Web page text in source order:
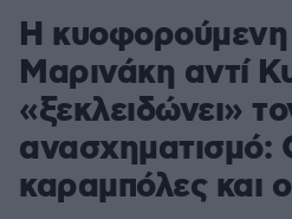
Η κυοφορούμενη
Μαρινάκη αντί
«ξεκλειδώνει»
ανασχηματισμό:
καραμπόλες και